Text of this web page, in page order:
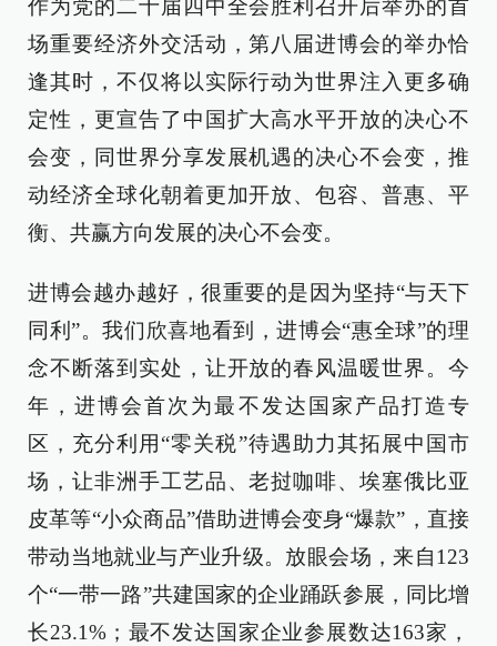
作为党的二十届四中全会胜利召开后举办的首
场重要经济外交活动，第八届进博会的举办恰
逢其时，不仅将以实际行动为世界注入更多确
定性，更宣告了中国扩大高水平开放的决心不
会变，同世界分享发展机遇的决心不会变，推
动经济全球化朝着更加开放、包容、普惠、平
衡、共赢方向发展的决心不会变。
进博会越办越好，很重要的是因为坚持“与天下
同利”。我们欣喜地看到，进博会“惠全球”的理
念不断落到实处，让开放的春风温暖世界。今
年，进博会首次为最不发达国家产品打造专
区，充分利用“零关税”待遇助力其拓展中国市
场，让非洲手工艺品、老挝咖啡、埃塞俄比亚
皮革等“小众商品”借助进博会变身“爆款”，直接
带动当地就业与产业升级。放眼会场，来自123
个“一带一路”共建国家的企业踊跃参展，同比增
长23.1%；最不发达国家企业参展数达163家，